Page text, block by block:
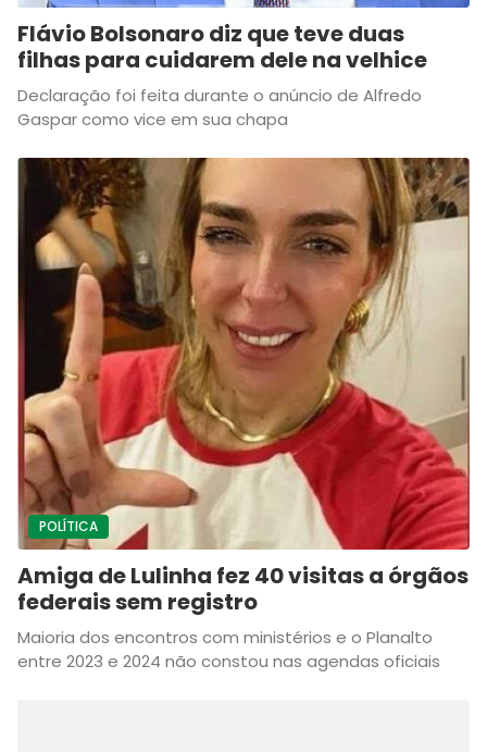
Flávio Bolsonaro diz que teve duas
filhas para cuidarem dele na velhice
Declaração foi feita durante o anúncio de Alfredo
Gaspar como vice em sua chapa
POLÍTICA
Amiga de Lulinha fez 40 visitas a órgãos
federais sem registro
Maioria dos encontros com ministérios e o Planalto
entre 2023 e 2024 não constou nas agendas oficiais